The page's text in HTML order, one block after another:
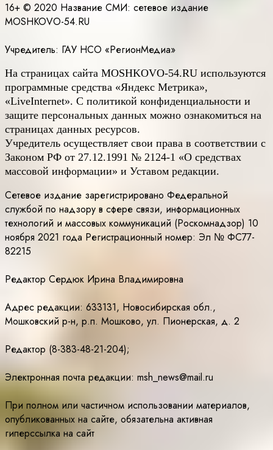
16+ © 2020 Название СМИ: cетевое издание
MOSHKOVO-54.RU
Учредитель: ГАУ НСО «РегионМедиа»
На страницах сайта MOSHKOVO-54.RU используются
программные средства «Яндекс Метрика»,
«LiveInternet». С политикой конфиденциальности и
защите персональных данных можно ознакомиться на
страницах данных ресурсов.
Учредитель осуществляет свои права в соответствии с
Законом РФ от 27.12.1991 № 2124-1 «О средствах
массовой информации» и Уставом редакции.
Сетевое издание зарегистрировано Федеральной
службой по надзору в сфере связи, информационных
технологий и массовых коммуникаций (Роскомнадзор) 10
ноября 2021 года Регистрационный номер: Эл № ФС77-
82215
Редактор Сердюк Ирина Владимировна
Адрес редакции: 633131, Новосибирская обл.,
Мошковский р-н, р.п. Мошково, ул. Пионерская, д. 2
Редактор (8-383-48-21-204);
Электронная почта редакции: msh_news@mail.ru
При полном или частичном использовании материалов,
опубликованных на сайте, обязательна активная
гиперссылка на сайт